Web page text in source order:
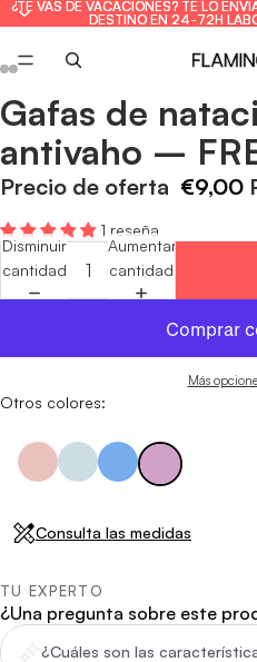
¿TE VAS DE VACACIONES? TE LO
DESTINO EN 24-72H
¿TE VAS DE VACACIONES? TE LO
DESTINO EN 24-72H
Abrir
imagen
a
pantalla
Abrir
imagen
a
pantalla
Abrir
imagen
a
pantalla
Abrir
imagen
a
pantalla
Abrir
imagen
a
pantalla
Abrir
imagen
a
pantalla
Gafas de
antivaho –
Precio de oferta €9,00
1 reseña
Disminuir
cantidad
Aumentar
cantidad
Más
Otros colores:
Consulta las medidas
TU EXPERTO
¿Una pregunta sobre este
¿Cuáles son las